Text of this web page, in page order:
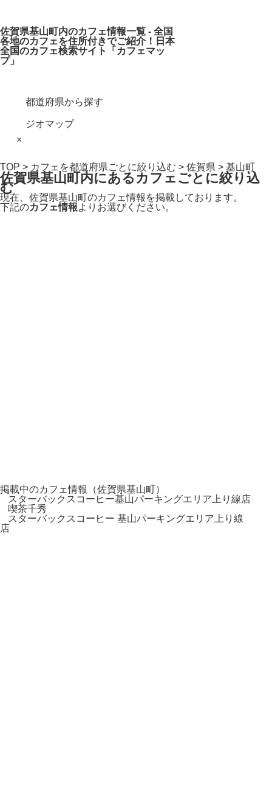
佐賀県基山町内のカフェ情報一覧 - 全国
各地のカフェを住所付きでご紹介！日本
全国のカフェ検索サイト「カフェマッ
プ」
都道府県から探す
ジオマップ
×
TOP > カフェを都道府県ごとに絞り込む > 佐賀県 > 基山町
佐賀県基山町内にあるカフェごとに絞り込
む
現在、佐賀県基山町のカフェ情報を掲載しております。
下記のカフェ情報よりお選びください。
掲載中のカフェ情報（佐賀県基山町）
スターバックスコーヒー基山パーキングエリア上り線店
喫茶千秀
スターバックスコーヒー 基山パーキングエリア上り線
店